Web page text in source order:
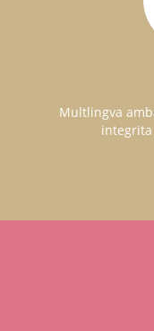
Multlingva